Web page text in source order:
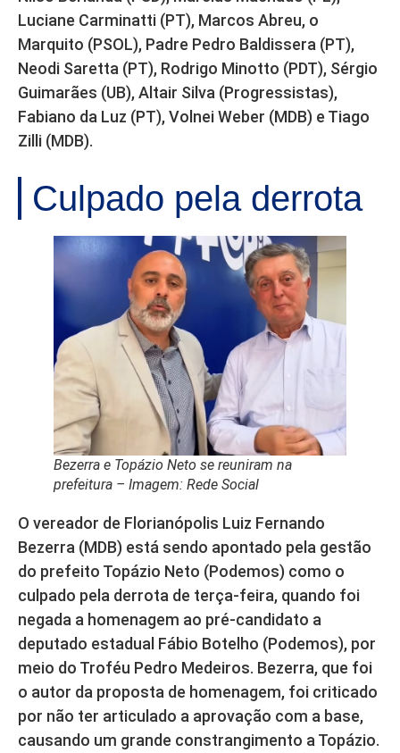
Luciane Carminatti (PT), Marcos Abreu, o
Marquito (PSOL), Padre Pedro Baldissera (PT),
Neodi Saretta (PT), Rodrigo Minotto (PDT), Sérgio
Guimarães (UB), Altair Silva (Progressistas),
Fabiano da Luz (PT), Volnei Weber (MDB) e Tiago
Zilli (MDB).
Culpado pela derrota
Bezerra e Topázio Neto se reuniram na
prefeitura – Imagem: Rede Social
O vereador de Florianópolis Luiz Fernando
Bezerra (MDB) está sendo apontado pela gestão
do prefeito Topázio Neto (Podemos) como o
culpado pela derrota de terça-feira, quando foi
negada a homenagem ao pré-candidato a
deputado estadual Fábio Botelho (Podemos), por
meio do Troféu Pedro Medeiros. Bezerra, que foi
o autor da proposta de homenagem, foi criticado
por não ter articulado a aprovação com a base,
causando um grande constrangimento a Topázio.